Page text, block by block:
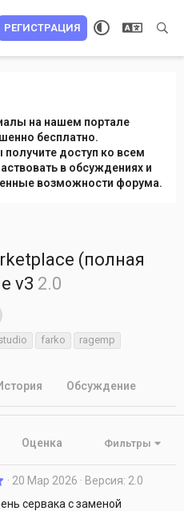
РЕГИСТРАЦИЯ
на нашем портале
бесплатно.
получите доступ ко всем
в обсуждениях и
возможности форума.
(полная
v3 2.0
farko ragemp
Обсуждение
Оценка Фильтры
5
0
20 Мар 2026
Версия: 2.0
сервака с заменой